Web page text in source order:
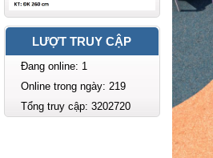
LƯỢT TRUY CẬP
Đang online: 1
Online trong ngày: 219
Tổng truy cập: 3202720